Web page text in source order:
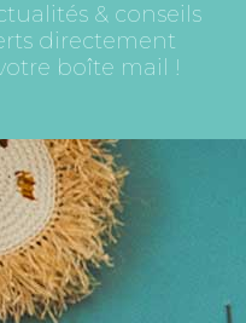
& conseils
directement
boîte mail !